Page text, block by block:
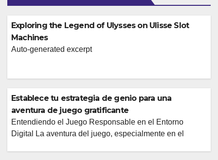
Exploring the Legend of Ulysses on Ulisse Slot
Machines
Auto-generated excerpt
Establece tu estrategia de genio para una
aventura de juego gratificante
Entendiendo el Juego Responsable en el Entorno
Digital La aventura del juego, especialmente en el